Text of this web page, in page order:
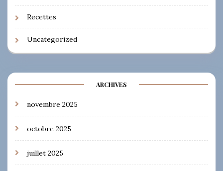
Recettes
Uncategorized
ARCHIVES
novembre 2025
octobre 2025
juillet 2025